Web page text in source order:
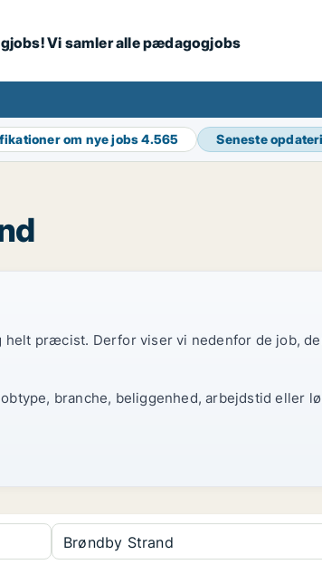
Vi samler alle pædagogjobs
om nye jobs4.565 Seneste
præcist. Derfor viser vi nedenfor de job,
branche, beliggenhed, arbejdstid eller
Brøndby Strand